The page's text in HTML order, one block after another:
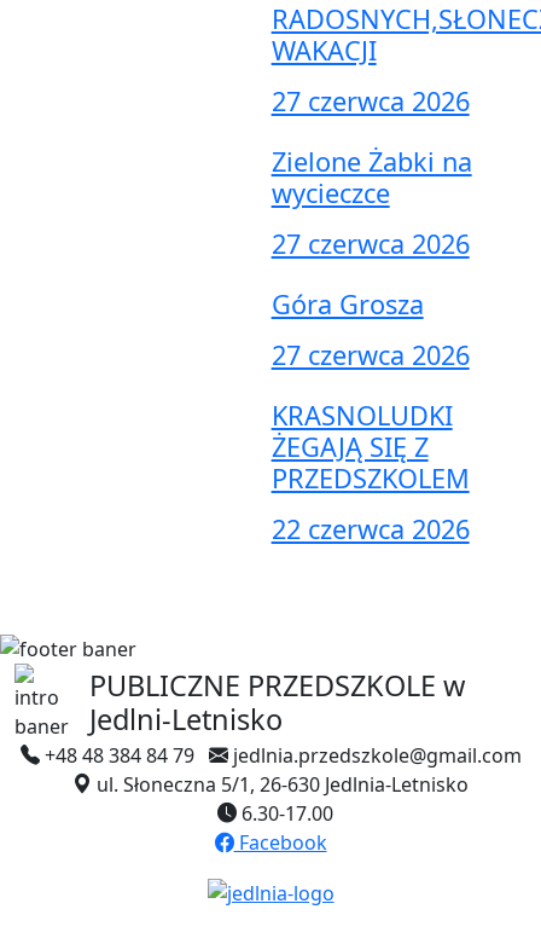
WAKACJI
27 czerwca 2026
Zielone Żabki na
wycieczce
27 czerwca 2026
Góra Grosza
27 czerwca 2026
KRASNOLUDKI
ŻEGAJĄ SIĘ Z
PRZEDSZKOLEM
22 czerwca 2026
PUBLICZNE PRZEDSZKOLE w
Jedlni-Letnisko
+48 48 384 84 79
jedlnia.przedszkole@gmail.com
ul. Słoneczna 5/1, 26-630 Jedlnia-Letnisko
6.30-17.00
Facebook